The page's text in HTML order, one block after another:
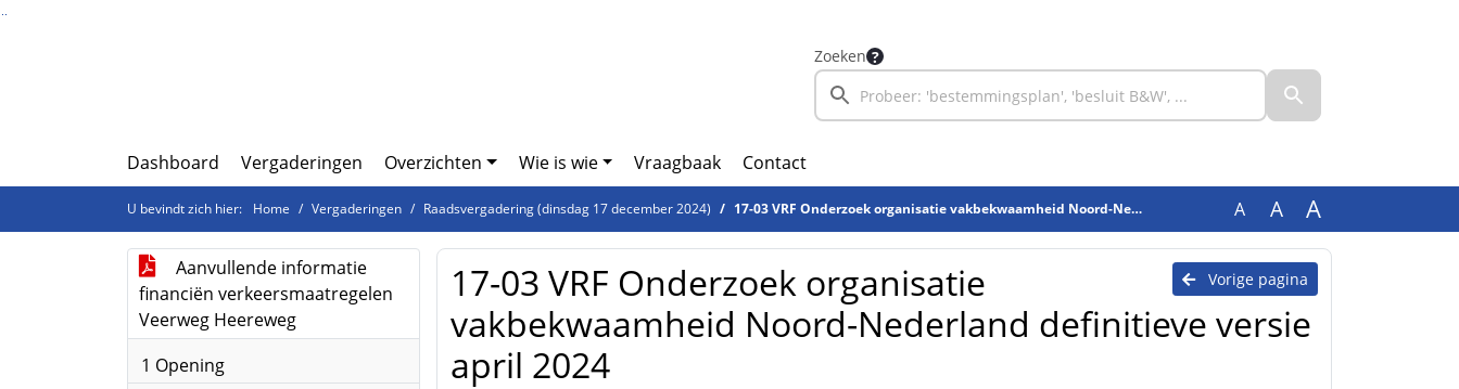
Zoeken
Dashboard Vergaderingen Overzichten Wie is wie Vraagbaak Contact
U bevindt zich hier: Home Vergaderingen Raadsvergadering (dinsdag 17 december 2024) 17-03 VRF Onderzoek organisatie vakbekwaamheid Noord-Nederland definitieve versie april 2024 A A A
Aanvullende informatie
financiën verkeersmaatregelen
Veerweg Heereweg
1 Opening
Vorige pagina
17-03 VRF Onderzoek organisatie
vakbekwaamheid Noord-Nederland definitieve versie
april 2024